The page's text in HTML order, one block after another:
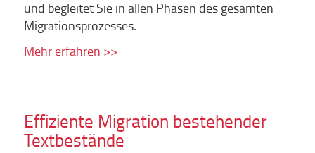
und begleitet Sie in allen Phasen des gesamten
Migrationsprozesses.
Mehr erfahren >>
Effiziente Migration bestehender
Textbestände